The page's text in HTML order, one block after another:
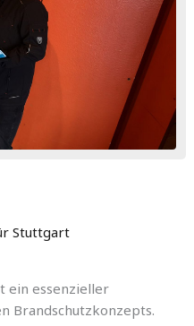
Stuttgart
ein essenzieller
Brandschutzkonzepts.